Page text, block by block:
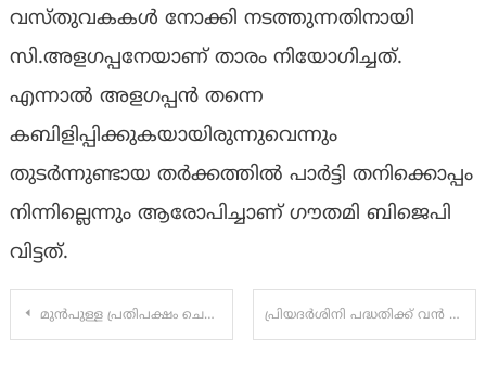
വസ്തുവകകള്‍ നോക്കി നടത്തുന്നതിനായി
സി.അളഗപ്പനേയാണ് താരം നിയോഗിച്ചത്.
എന്നാല്‍ അളഗപ്പന്‍ തന്നെ
കബിളിപ്പിക്കുകയായിരുന്നുവെന്നും
തുടര്‍ന്നുണ്ടായ തര്‍ക്കത്തില്‍ പാര്‍ട്ടി തനിക്കൊപ്പം
നിന്നില്ലെന്നും ആരോപിച്ചാണ് ഗൗതമി ബിജെപി
വിട്ടത്.
Post
മുന്‍പുള്ള പ്രതിപക്ഷം ചെയ്തത് പോലെ നിപയെ രാഷ്ട്രീയ ആയുധമാക്കാന്‍ തങ്ങള്‍ തയ്യാറല്ല: പിണറായി വിജയൻ പ്രിയദർശിനി പദ്ധതിക്ക് വൻ വിജയം :ബസ് യാത്രയിൽ മുഖ്യമന്ത്രിയും മന്ത്രിമാരും